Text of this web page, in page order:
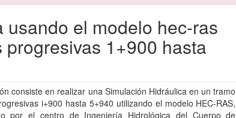
el modelo hec-ras
1+900 hasta
consiste en realizar una Simulación Hidráulica en un tramo
i+900 hasta 5+940 utilizando el modelo HEC-RAS,
por el centro de Ingeniería Hidrológica del Cuerpo de